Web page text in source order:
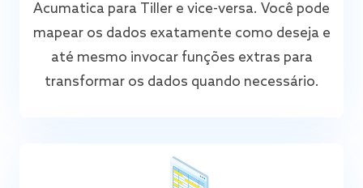
Acumatica para Tiller e vice-versa. Você pode
mapear os dados exatamente como deseja e
até mesmo invocar funções extras para
transformar os dados quando necessário.